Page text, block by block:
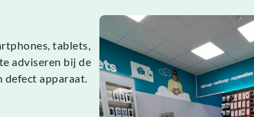
tablets,
adviseren bij de
defect apparaat.